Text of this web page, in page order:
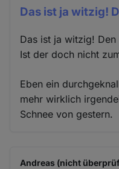
Das ist ja witzig!
Das ist ja witzig!
Ist der doch nicht
Eben ein
mehr wirklich
Schnee von gestern.
Andreas (nicht